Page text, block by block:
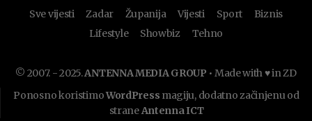
Sve vijesti Zadar Županija Vijesti Sport
Biznis
Lifestyle
Showbiz Tehno
© 2007. - 2025.ANTENNA MEDIA GROUP • Made with ♥ in ZD
Ponosno koristimoWordPress magiju, dodatno začinjenu od
straneAntenna ICT